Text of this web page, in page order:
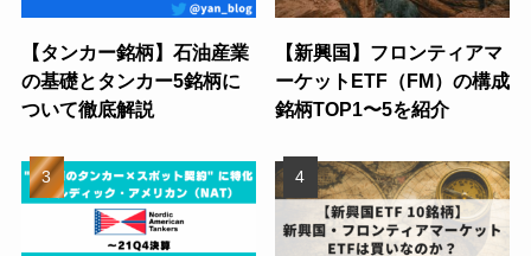
【タンカー銘柄】石油産業
の基礎とタンカー5銘柄に
ついて徹底解説
【新興国】フロンティアマ
ーケットETF（FM）の構成
銘柄TOP1〜5を紹介